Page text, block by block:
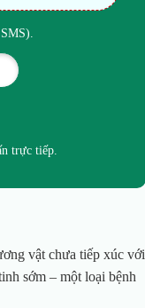
trực tiếp.
vật chưa tiếp xúc với
sớm – một loại bệnh